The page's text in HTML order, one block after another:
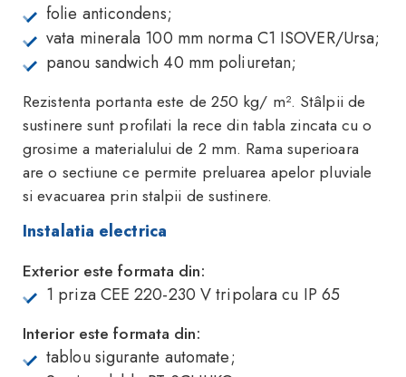
folie anticondens;
vata minerala 100 mm norma C1 ISOVER/Ursa;
panou sandwich 40 mm poliuretan;
Rezistenta portanta este de 250 kg/ m². Stâlpii de
sustinere sunt profilati la rece din tabla zincata cu o
grosime a materialului de 2 mm. Rama superioara
are o sectiune ce permite preluarea apelor pluviale
si evacuarea prin stalpii de sustinere.
Instalatia electrica
Exterior este formata din:
1 priza CEE 220-230 V tripolara cu IP 65
Interior este formata din:
tablou sigurante automate;